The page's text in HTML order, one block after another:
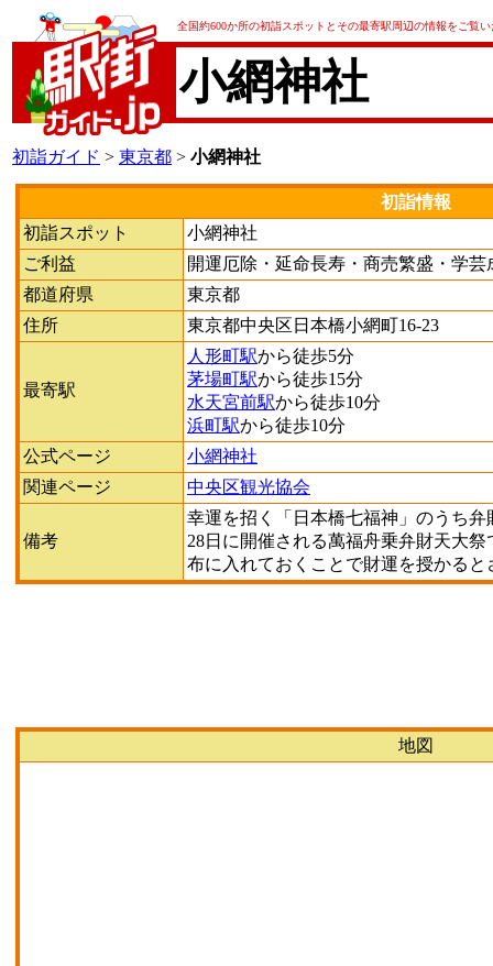
全国約600か所の初詣スポットとその最寄駅周辺の情報をご覧
小網神社
初詣ガイド > 東京都 > 小網神社
初詣情報
初詣スポット
小網神社
ご利益
開運厄除・延命長寿・商売繁盛・学芸
都道府県
東京都
住所
東京都中央区日本橋小網町16-23
最寄駅
人形町駅から徒歩5分
茅場町駅から徒歩15分
水天宮前駅から徒歩10分
浜町駅から徒歩10分
公式ページ
小網神社
関連ページ
中央区観光協会
備考
幸運を招く「日本橋七福神」のうち
28日に開催される萬福舟乗弁財天大
布に入れておくことで財運を授かると
地図